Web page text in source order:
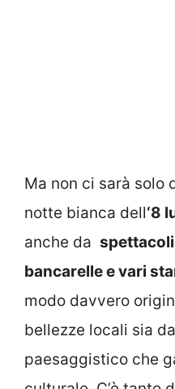
Ma non ci sarà solo
notte bianca dell‘8
anche da
bancarelle e vari
modo davvero
bellezze locali sia
paesaggistico che